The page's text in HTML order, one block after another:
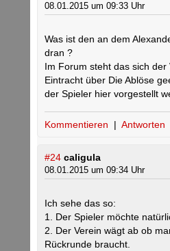
08.01.2015 um 09:33 Uhr
Was ist den an dem
dran ?
Im Forum steht das sich der
Eintracht über Die Ablöse
der Spieler hier vorgestellt
Kommentieren | Antworten
#24 caligula
08.01.2015 um 09:34 Uhr
Ich sehe das so:
1. Der Spieler möchte
2. Der Verein wägt ab ob
Rückrunde braucht.